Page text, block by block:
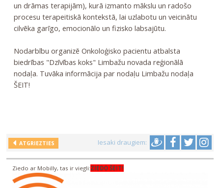
un drāmas terapijām), kurā izmanto mākslu un radošo
procesu terapeitiskā kontekstā, lai uzlabotu un veicinātu
cilvēka garīgo, emocionālo un fizisko labsajūtu.
Nodarbību organizē Onkoloģisko pacientu atbalsta
biedrības "Dzīvības koks" Limbažu novada reģionālā
nodaļa. Tuvāka informācija par nodaļu Limbažu nodaļa
ŠEIT!
ATGRIEZTIES Iesaki draugiem:
Ziedo ar Mobilly, tas ir viegli:ZIEDO ŠEIT!